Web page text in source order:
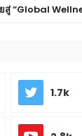
Hub” ร่
1.7k